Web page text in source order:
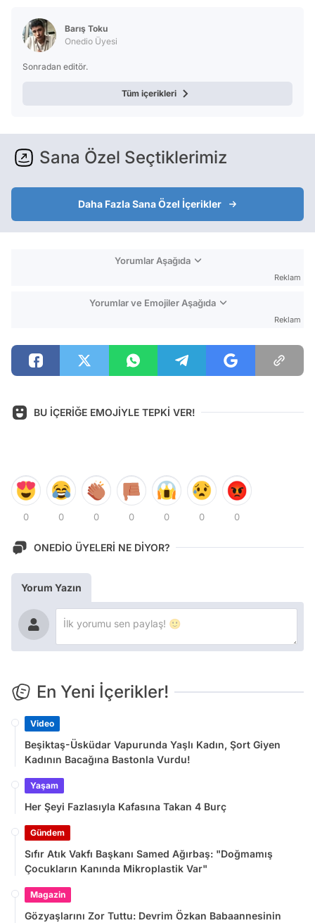
Barış Toku
Onedio Üyesi
Sonradan editör.
Tüm içerikleri
Sana Özel Seçtiklerimiz
Daha Fazla Sana Özel İçerikler
Yorumlar Aşağıda
Reklam
Yorumlar ve Emojiler Aşağıda
Reklam
BU İÇERİĞE EMOJİYLE TEPKİ VER!
0 0 0 0 0 0 0
ONEDİO ÜYELERİ NE DİYOR?
Yorum Yazın
En Yeni İçerikler!
Video
Beşiktaş-Üsküdar Vapurunda Yaşlı Kadın, Şort Giyen
Kadının Bacağına Bastonla Vurdu!
Yaşam
Her Şeyi Fazlasıyla Kafasına Takan 4 Burç
Gündem
Sıfır Atık Vakfı Başkanı Samed Ağırbaş: "Doğmamış
Çocukların Kanında Mikroplastik Var"
Magazin
Gözyaşlarını Zor Tuttu: Devrim Özkan Babaannesinin